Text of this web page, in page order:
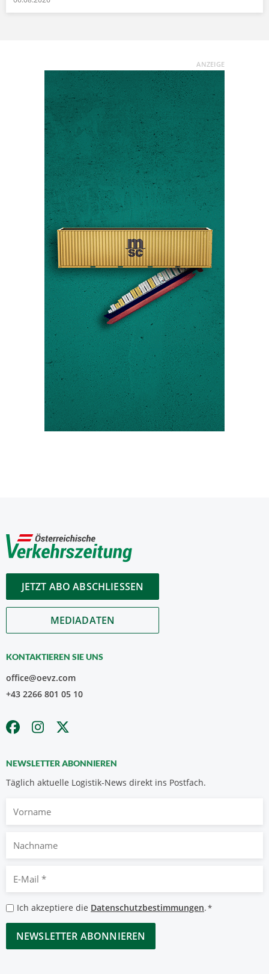
ANZEIGE
JETZT ABO ABSCHLIESSEN
MEDIADATEN
KONTAKTIEREN SIE UNS
office@oevz.com
+43 2266 801 05 10
NEWSLETTER ABONNIEREN
Täglich aktuelle Logistik-News direkt ins Postfach.
Nachname
Mail
*
Datenschutzbestimmungen
*
Ich akzeptiere die Datenschutzbestimmungen.*
CAPTCHA